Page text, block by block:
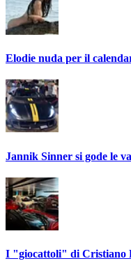
Elodie nuda per il
Jannik Sinner si gode le
I "giocattoli" di Cristiano